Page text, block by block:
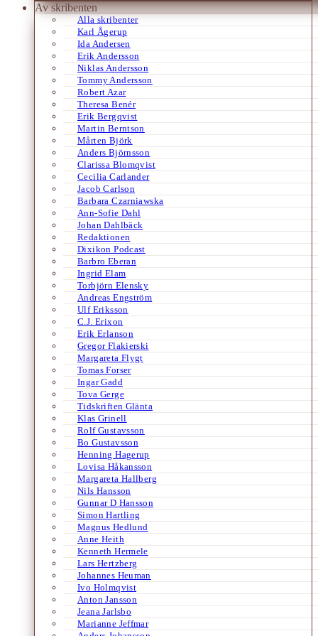
Av skribenten
Alla skribenter
Karl Ågerup
Ida Andersen
Erik Andersson
Niklas Andersson
Tommy Andersson
Robert Azar
Theresa Benér
Erik Bergqvist
Martin Berntson
Mårten Björk
Anders Björnsson
Clarissa Blomqvist
Cecilia Carlander
Jacob Carlson
Barbara Czarniawska
Ann-Sofie Dahl
Johan Dahlbäck
Redaktionen
Dixikon Podcast
Barbro Eberan
Ingrid Elam
Torbjörn Elensky
Andreas Engström
Ulf Eriksson
C.J. Erixon
Erik Erlanson
Gregor Flakierski
Margareta Flygt
Tomas Forser
Ingar Gadd
Tova Gerge
Tidskriften Glänta
Klas Grinell
Rolf Gustavsson
Bo Gustavsson
Henning Hagerup
Lovisa Håkansson
Margareta Hallberg
Nils Hansson
Gunnar D Hansson
Simon Hartling
Magnus Hedlund
Anne Heith
Kenneth Hermele
Lars Hertzberg
Johannes Heuman
Ivo Holmqvist
Anton Jansson
Jeana Jarlsbo
Marianne Jeffmar